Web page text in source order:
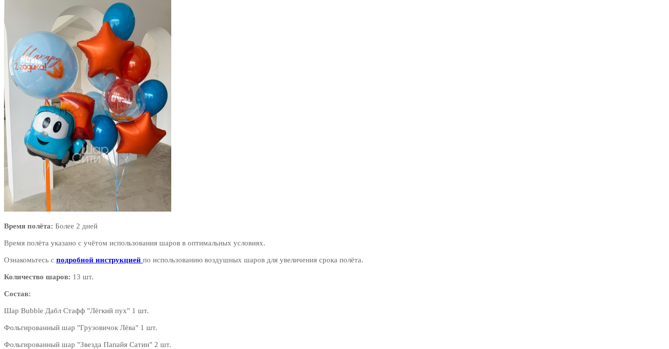
Время полёта: Более 2 дней
Время полёта указано с учётом использования шаров в оптимальных условиях.
Ознакомьтесь с подробной инструкцией по использованию воздушных шаров для увеличения срока полёта.
Количество шаров: 13 шт.
Состав:
Шар Bubble Дабл Стафф "Лёгкий пух" 1 шт.
Фольгированный шар "Грузовичок Лёва" 1 шт.
Фольгированный шар "Звезда Папайя Сатин" 2 шт.